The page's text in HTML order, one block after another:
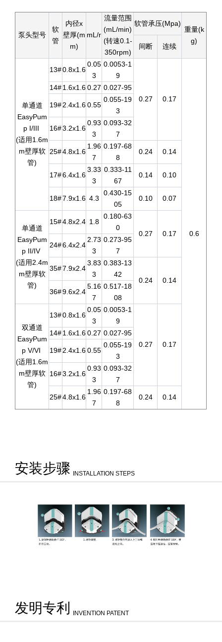
泵头型号
软
管
内径x
壁厚(m
m)
mL/r
流量范围
(mL/min)
(转速0.1-
350rpm)
软管承压(Mpa)
重量(k
g)
间断 连续
单通道
EasyPum
p I/III
(适用1.6m
m壁厚软
管)
13#0.8x1.6
0.05
3
0.0053-1
9
0.27 0.17
0.6
14#1.6x1.60.27 0.027-95
19#2.4x1.60.55
0.055-19
3
16#3.2x1.6
0.93
3
0.093-32
7
25#4.8x1.6
1.96
7
0.197-68
8
0.24 0.14
17#6.4x1.6
3.33
3
0.333-11
67
0.14 0.10
18#7.9x1.6 4.3
0.430-15
05
0.10 0.07
单通道
EasyPum
p II/IV
(适用2.4m
m壁厚软
管)
15#4.8x2.4 1.8
0.180-63
0
0.27
0.17
24#6.4x2.4
2.73
3
0.273-95
7
35#7.9x2.4
3.83
3
0.383-13
42
0.24
0.14
36#9.6x2.4
5.16
7
0.517-18
08
双通道
EasyPum
p V/VI
(适用1.6m
m壁厚软
管)
13#0.8x1.6
0.05
3
0.0053-1
9
0.27 0.17
14#1.6x1.60.27 0.027-95
19#2.4x1.60.55
0.055-19
3
16#3.2x1.6
0.93
3
0.093-32
7
25#4.8x1.6
1.96
7
0.197-68
8
0.24 0.14
安装步骤 INSTALLATION STEPS
发明专利 INVENTION PATENT